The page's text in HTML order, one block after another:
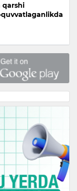
qarshi
quvvatlaganlikda